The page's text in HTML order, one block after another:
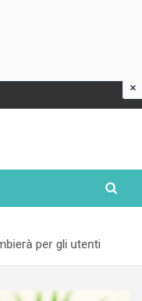
per gli utenti
×